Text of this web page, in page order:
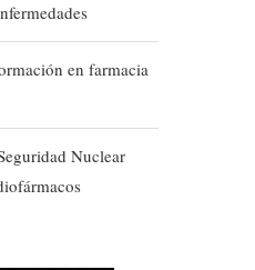
en farmacia
Nuclear